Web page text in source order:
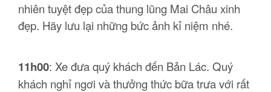
nhiên tuyệt đẹp của thung lũng Mai Châu xinh
đẹp. Hãy lưu lại những bức ảnh kỉ niệm nhé.
11h00: Xe đưa quý khách đến Bản Lác. Quý
khách nghỉ ngơi và thưởng thức bữa trưa với rất